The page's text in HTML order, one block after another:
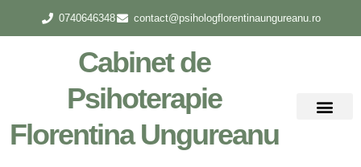
0740646348 contact@psihologflorentinaungureanu.ro
Cabinet de
Psihoterapie
Florentina Ungureanu